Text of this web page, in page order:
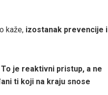
kaže, izostanak prevencije i
je reaktivni pristup, a ne
ti koji na kraju snose